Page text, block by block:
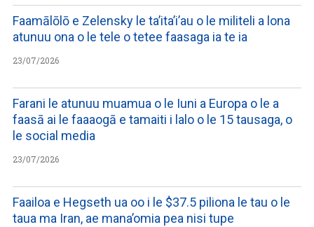
Faamālōlō e Zelensky le ta’ita’i’au o le militeli a lona
atunuu ona o le tele o tetee faasaga ia te ia
23/07/2026
Farani le atunuu muamua o le Iuni a Europa o le a
faasā ai le faaaogā e tamaiti i lalo o le 15 tausaga, o
le social media
23/07/2026
Faailoa e Hegseth ua oo i le $37.5 piliona le tau o le
taua ma Iran, ae mana’omia pea nisi tupe